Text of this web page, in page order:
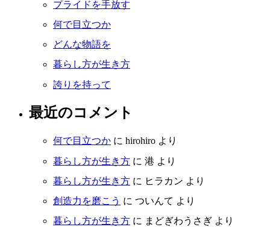
プライドを手放す
何で目立つか
どんな物語を
暮らし方が生き方
誇りを持って
最近のコメント
何で目立つか に hirohiro より
暮らし方が生き方 に 港 より
暮らし方が生き方 に ヒラカン より
創造力を磨こう に ついんて より
暮らし方が生き方 に まどぎわうさぎ より